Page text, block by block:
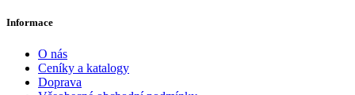
Informace
O nás
Ceníky a katalogy
Doprava